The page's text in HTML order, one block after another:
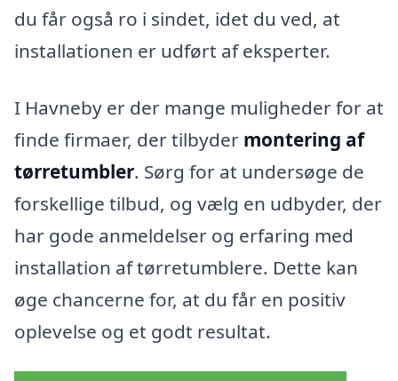
du får også ro i sindet, idet du ved, at
installationen er udført af eksperter.
I Havneby er der mange muligheder for at
finde firmaer, der tilbyder montering af
tørretumbler. Sørg for at undersøge de
forskellige tilbud, og vælg en udbyder, der
har gode anmeldelser og erfaring med
installation af tørretumblere. Dette kan
øge chancerne for, at du får en positiv
oplevelse og et godt resultat.